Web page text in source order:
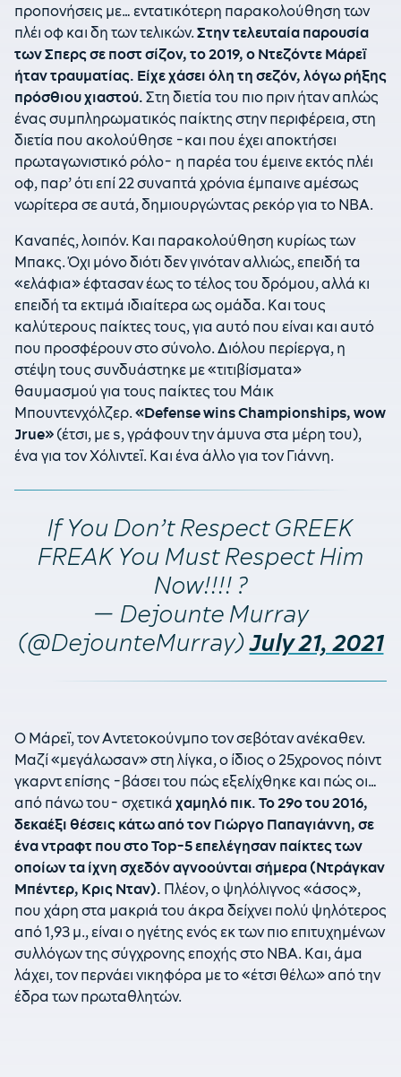
προπονήσεις με… εντατικότερη παρακολούθηση των
πλέι οφ και δη των τελικών. Στην τελευταία παρουσία
των Σπερς σε ποστ σίζον, το 2019, ο Ντεζόντε Μάρεϊ
ήταν τραυματίας. Είχε χάσει όλη τη σεζόν, λόγω ρήξης
πρόσθιου χιαστού. Στη διετία του πιο πριν ήταν απλώς
ένας συμπληρωματικός παίκτης στην περιφέρεια, στη
διετία που ακολούθησε -και που έχει αποκτήσει
πρωταγωνιστικό ρόλο- η παρέα του έμεινε εκτός πλέι
οφ, παρ’ ότι επί 22 συναπτά χρόνια έμπαινε αμέσως
νωρίτερα σε αυτά, δημιουργώντας ρεκόρ για το ΝΒΑ.
Καναπές, λοιπόν. Και παρακολούθηση κυρίως των
Μπακς. Όχι μόνο διότι δεν γινόταν αλλιώς, επειδή τα
«ελάφια» έφτασαν έως το τέλος του δρόμου, αλλά κι
επειδή τα εκτιμά ιδιαίτερα ως ομάδα. Και τους
καλύτερους παίκτες τους, για αυτό που είναι και αυτό
που προσφέρουν στο σύνολο. Διόλου περίεργα, η
στέψη τους συνδυάστηκε με «τιτιβίσματα»
θαυμασμού για τους παίκτες του Μάικ
Μπουντενχόλζερ. «Defense wins Championships, wow
Jrue» (έτσι, με s, γράφουν την άμυνα στα μέρη του),
ένα για τον Χόλιντεϊ. Και ένα άλλο για τον Γιάννη.
If You Don’t Respect GREEK
FREAK You Must Respect Him
Now!!!! ?
— Dejounte Murray
(@DejounteMurray)July 21, 2021
Ο Μάρεϊ, τον Αντετοκούνμπο τον σεβόταν ανέκαθεν.
Μαζί «μεγάλωσαν» στη λίγκα, ο ίδιος ο 25χρονος πόιντ
γκαρντ επίσης -βάσει του πώς εξελίχθηκε και πώς οι…
από πάνω του- σχετικά χαμηλό πικ. Το 29ο του 2016,
δεκαέξι θέσεις κάτω από τον Γιώργο Παπαγιάννη, σε
ένα ντραφτ που στο Top-5 επελέγησαν παίκτες των
οποίων τα ίχνη σχεδόν αγνοούνται σήμερα (Ντράγκαν
Μπέντερ, Κρις Νταν). Πλέον, ο ψηλόλιγνος «άσος»,
που χάρη στα μακριά του άκρα δείχνει πολύ ψηλότερος
από 1,93 μ., είναι ο ηγέτης ενός εκ των πιο επιτυχημένων
συλλόγων της σύγχρονης εποχής στο ΝΒΑ. Και, άμα
λάχει, τον περνάει νικηφόρα με το «έτσι θέλω» από την
έδρα των πρωταθλητών.